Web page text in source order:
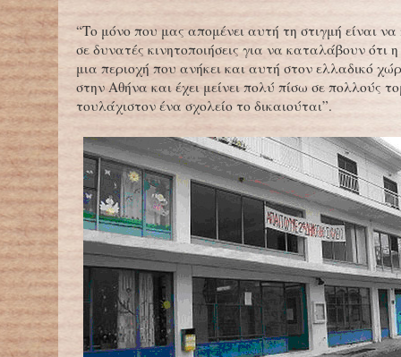
“Το μόνο που μας απομένει αυτή τη στιγμή είναι
σε δυνατές κινητοποιήσεις για να καταλάβουν ότι
μια περιοχή που ανήκει και αυτή στον ελλαδικό
στην Αθήνα και έχει μείνει πολύ πίσω σε πολλούς
τουλάχιστον ένα σχολείο το δικαιούται”.